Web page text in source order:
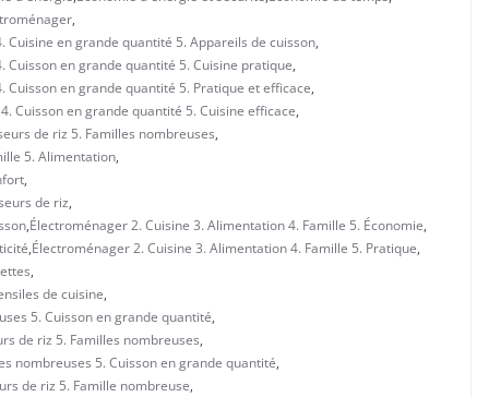
,
en grande quantité 5. Appareils de cuisson,
en grande quantité 5. Cuisine pratique,
en grande quantité 5. Pratique et efficace,
Cuisson en grande quantité 5. Cuisine efficace,
de riz 5. Familles nombreuses,
5. Alimentation,
,
de riz,
,Électroménager 2. Cuisine 3. Alimentation 4. Famille 5. Économie,
,Électroménager 2. Cuisine 3. Alimentation 4. Famille 5. Pratique,
,
de cuisine,
5. Cuisson en grande quantité,
de riz 5. Familles nombreuses,
nombreuses 5. Cuisson en grande quantité,
de riz 5. Famille nombreuse,